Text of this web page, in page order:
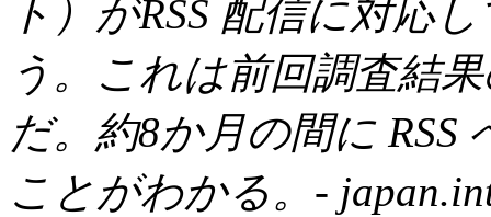
ト）がRSS 配信に対応
う。これは前回調査結
だ。約8か月の間に
ことがわかる。-